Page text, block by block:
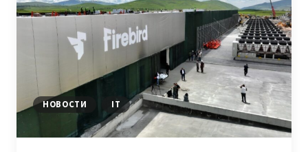
ТЕХНОЛОГИЧЕСКОЕ
СОБЫТИЕ
РЕГИОНА
GLOBAL
WEEKEND
2026
НОВОСТИ IT